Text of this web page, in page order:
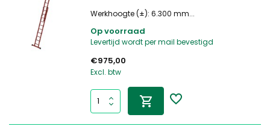
Werkhoogte (±): 6.300 mm...
Op voorraad
Levertijd wordt per mail bevestigd
€975,00
Excl. btw